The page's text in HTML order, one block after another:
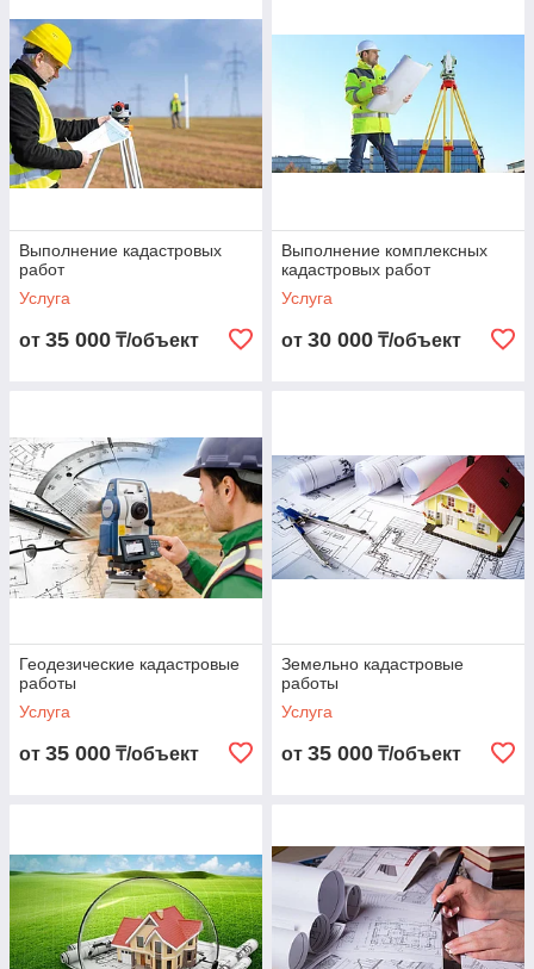
Выполнение кадастровых
работ
Услуга
от 35 000 ₸/объект
Выполнение комплексных
кадастровых работ
Услуга
от 30 000 ₸/объект
Геодезические кадастровые
работы
Услуга
от 35 000 ₸/объект
Земельно кадастровые
работы
Услуга
от 35 000 ₸/объект